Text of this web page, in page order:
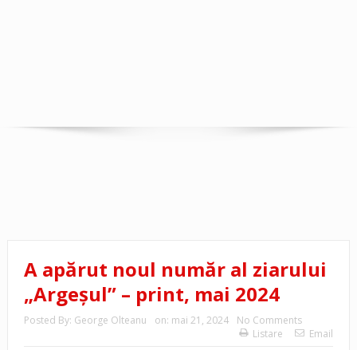
A apărut noul număr al ziarului
„Argeșul” – print, mai 2024
Posted By: George Olteanu on: mai 21, 2024
No Comments
Listare
Email